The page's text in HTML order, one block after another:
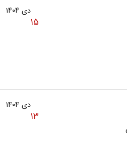
دی ۱۴۰۴
۱۵
دی ۱۴۰۴
۱۳